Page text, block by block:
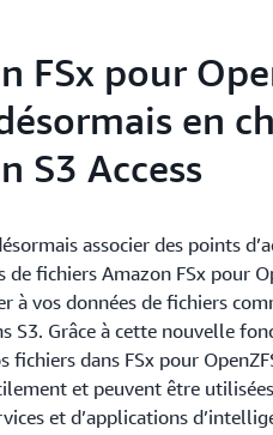
FSx pour
en
S3 Access
associer des points
de fichiers Amazon FSx pour
à vos données de fichiers
S3. Grâce à cette nouvelle
fichiers dans FSx pour
et peuvent être
et d’applications